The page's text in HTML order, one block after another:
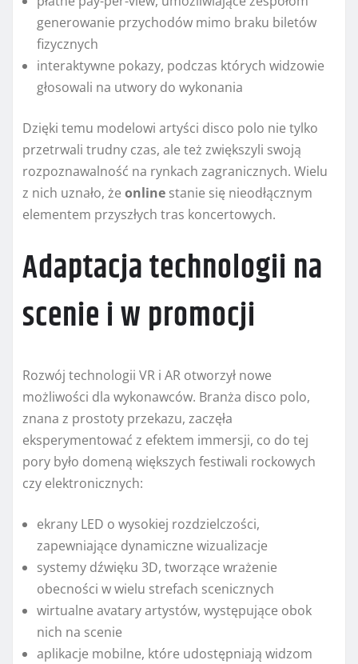
generowanie przychodów mimo braku biletów
fizycznych
interaktywne pokazy, podczas których widzowie
głosowali na utwory do wykonania
Dzięki temu modelowi artyści disco polo nie tylko
przetrwali trudny czas, ale też zwiększyli swoją
rozpoznawalność na rynkach zagranicznych. Wielu
z nich uznało, że online stanie się nieodłącznym
elementem przyszłych tras koncertowych.
Adaptacja technologii na
scenie i w promocji
Rozwój technologii VR i AR otworzył nowe
możliwości dla wykonawców. Branża disco polo,
znana z prostoty przekazu, zaczęła
eksperymentować z efektem immersji, co do tej
pory było domeną większych festiwali rockowych
czy elektronicznych:
ekrany LED o wysokiej rozdzielczości,
zapewniające dynamiczne wizualizacje
systemy dźwięku 3D, tworzące wrażenie
obecności w wielu strefach scenicznych
wirtualne avatary artystów, występujące obok
nich na scenie
aplikacje mobilne, które udostępniają widzom